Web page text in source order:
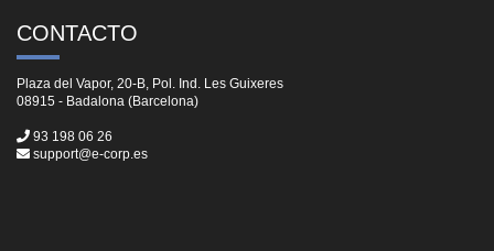
CONTACTO
Plaza del Vapor, 20-B, Pol. Ind. Les Guixeres
08915 - Badalona (Barcelona)
93 198 06 26
support@e-corp.es